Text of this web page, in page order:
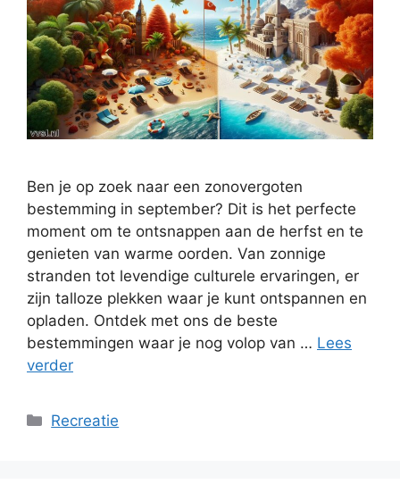
Ben je op zoek naar een zonovergoten
bestemming in september? Dit is het perfecte
moment om te ontsnappen aan de herfst en te
genieten van warme oorden. Van zonnige
stranden tot levendige culturele ervaringen, er
zijn talloze plekken waar je kunt ontspannen en
opladen. Ontdek met ons de beste
bestemmingen waar je nog volop van … Lees
verder
Categorieën
Recreatie